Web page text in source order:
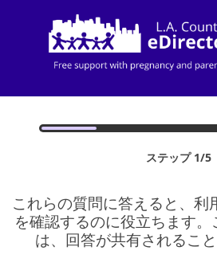
ステップ 1/5
これらの質問に答えると、利
を確認するのに役立ちます
は、回答が共有されること